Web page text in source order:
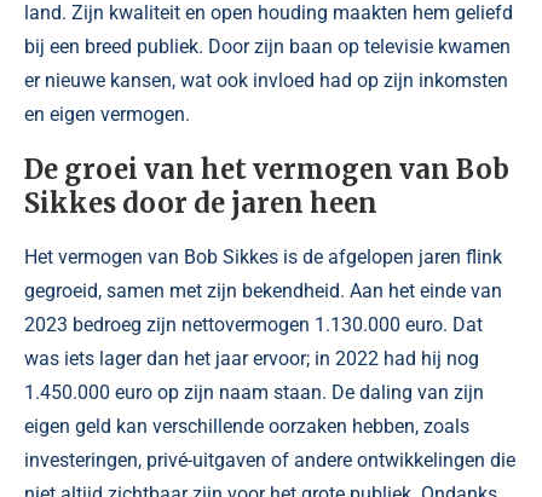
land. Zijn kwaliteit en open houding maakten hem geliefd
bij een breed publiek. Door zijn baan op televisie kwamen
er nieuwe kansen, wat ook invloed had op zijn inkomsten
en eigen vermogen.
De groei van het vermogen van Bob
Sikkes door de jaren heen
Het vermogen van Bob Sikkes is de afgelopen jaren flink
gegroeid, samen met zijn bekendheid. Aan het einde van
2023 bedroeg zijn nettovermogen 1.130.000 euro. Dat
was iets lager dan het jaar ervoor; in 2022 had hij nog
1.450.000 euro op zijn naam staan. De daling van zijn
eigen geld kan verschillende oorzaken hebben, zoals
investeringen, privé-uitgaven of andere ontwikkelingen die